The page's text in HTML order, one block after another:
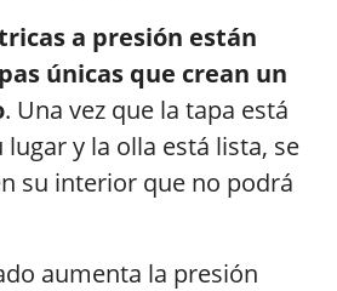
a presión están
únicas que crean un
. Una vez que la tapa está
y la olla está lista, se
su interior que no podrá
aumenta la presión